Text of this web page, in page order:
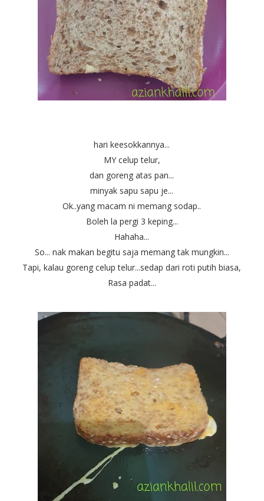
hari keesokkannya...
MY celup telur,
dan goreng atas pan...
minyak sapu sapu je...
Ok..yang macam ni memang sodap..
Boleh la pergi 3 keping...
Hahaha...
So... nak makan begitu saja memang tak mungkin...
Tapi, kalau goreng celup telur...sedap dari roti putih biasa,
Rasa padat...